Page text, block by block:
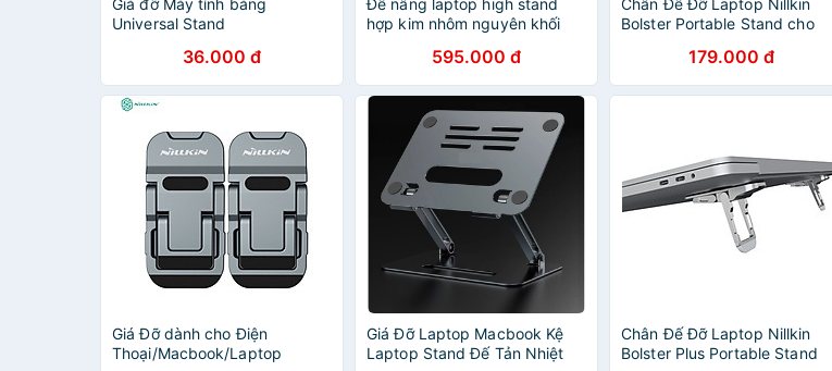
Giá đỡ Máy tính bảng
Universal Stand
36.000 đ
Đế nâng laptop high stand
hợp kim nhôm nguyên khối
tay laptop - X3 U
595.000 đ
Chân Đế Đỡ Laptop Nillkin
Bolster Portable Stand cho
Surface / Laptop Asus /
Laptop HP / Laptop Dell /
Laptop Lenovo / Laptop LG /
179.000 đ
Giá Đỡ dành cho Điện
Thoại/Macbook/Laptop
Giá Đỡ Laptop Macbook Kệ
Laptop Stand Đế Tản Nhiệt
Chân Đế Đỡ Laptop Nillkin
Bolster Plus Portable Stand